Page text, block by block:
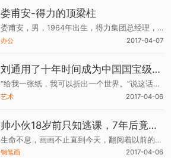
娄甫安-得力的顶梁柱
娄甫安，男，1964年出生，得力集团总经理，宁波市文具协会副会长、宁海县人大代表，中国文体用品协会金属文具专业委员会主任。
办公 2017-04-07
刘通用了十年时间成为中国国宝级折纸大师
“给我一张纸，我可以折出一个世界。”说这话的小伙叫刘通，或许很多人对这个名字尚不熟悉，但他身上已经背负了太多“国字号”荣誉：“中国折纸大师” “中国折纸第一人”“中国唯一一位折纸国礼设计师”“米兰世博会中国特约设计师”···
艺术 2017-04-06
帅小伙18岁前只知逃课，7年后竟成钢笔画领军人物
生命不息，画画不止直到今天，翻阅着以前的一本本画册，欧阳鹏杰还会忍不住泪流满面。因为他被一切的改变感动着，他从未想过自己会那么努力，从未想过会如此坚持。虽然“叛逆”，但是很努力！
钢笔画 2017-04-06